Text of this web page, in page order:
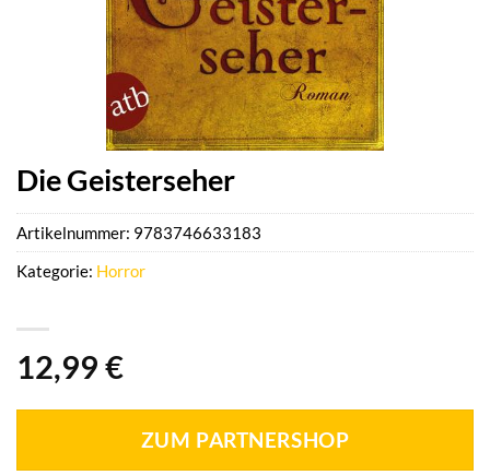
Die Geisterseher
12,99 €
ZUM PARTNERSHOP
Artikelnummer: 9783746633183
Kategorie: Horror